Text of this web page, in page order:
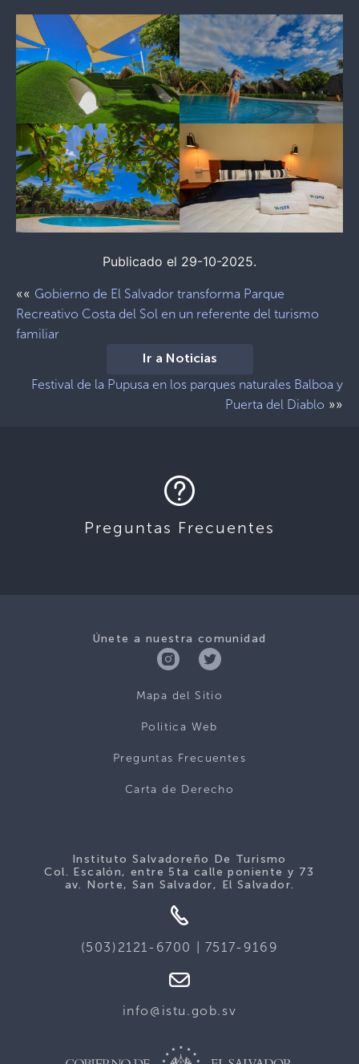
Publicado el 29-10-2025.
«« Gobierno de El Salvador transforma Parque
Recreativo Costa del Sol en un referente del turismo
familiar
Ir a Noticias
Festival de la Pupusa en los parques naturales Balboa y
Puerta del Diablo »»
Preguntas Frecuentes
Únete a nuestra comunidad
Mapa del Sitio
Politica Web
Preguntas Frecuentes
Carta de Derecho
Instituto Salvadoreño De Turismo
Col. Escalón, entre 5ta calle poniente y 73
av. Norte, San Salvador, El Salvador.
(503)2121-6700 | 7517-9169
info@istu.gob.sv